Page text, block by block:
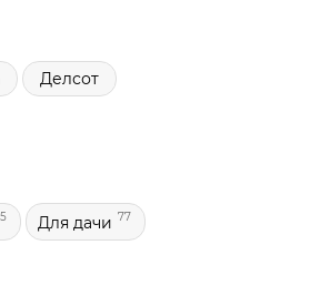
Делсот
Для дачи 77